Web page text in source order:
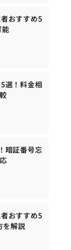
おすすめ5
選！料金相
暗証番号忘
おすすめ5
を解説